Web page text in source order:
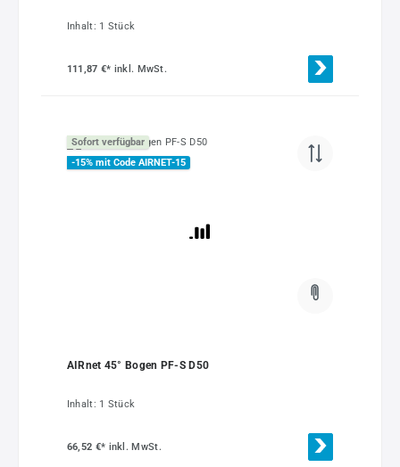
Inhalt: 1 Stück
111,87 €* inkl. MwSt.
Sofort verfügbar
-15% mit Code AIRNET-15
AIRnet 45° Bogen PF-S D50
Inhalt: 1 Stück
66,52 €* inkl. MwSt.